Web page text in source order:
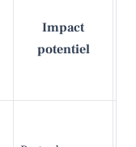
Impact
potentiel